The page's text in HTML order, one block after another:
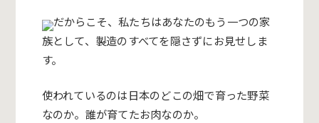
だからこそ、私たちはあなたのもう一つの家
族として、 製造のすべてを隠さずにお見せしま
す。
使われているのは日本のどこの畑で育った野菜
なのか。 誰が育てたお肉なのか。